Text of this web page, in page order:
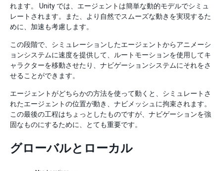
れます。 Unity では、エージェントは簡単な動的モデルでシミュ
レートされます。また、より自然でスムーズな動きを実現するた
めに、加速も考慮します。
この段階で、シミュレーションしたエージェントからアニメーシ
ョンシステムに速度を提供して、ルートモーションを使用してキ
ャラクターを移動させたり、ナビゲーションシステムにそれをさ
せることができます。
エージェントがどちらかの方法を使って動くと、シミュレートさ
れたエージェントの位置が動き、ナビメッシュに拘束されます。
この最後の工程はちょっとしたものですが、ナビゲーションを強
固なものにするために、とても重要です。
グローバルとローカル